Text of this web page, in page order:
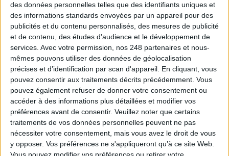
des données personnelles telles que des identifiants uniques et
des informations standards envoyées par un appareil pour des
publicités et du contenu personnalisés, des mesures de publicité
et de contenu, des études d'audience et le développement de
services. Avec votre permission, nos 248 partenaires et nous-
mêmes pouvons utiliser des données de géolocalisation
précises et d’identification par scan d'appareil. En cliquant, vous
pouvez consentir aux traitements décrits précédemment. Vous
pouvez également refuser de donner votre consentement ou
accéder à des informations plus détaillées et modifier vos
préférences avant de consentir. Veuillez noter que certains
traitements de vos données personnelles peuvent ne pas
nécessiter votre consentement, mais vous avez le droit de vous
y opposer. Vos préférences ne s'appliqueront qu’à ce site Web.
NOS OFFRES D'ABONNEMENTS
Mot de passe oublié ?
Pas encore de compte?
Je m'inscris pour commenter les articles
ou déposer mon CV